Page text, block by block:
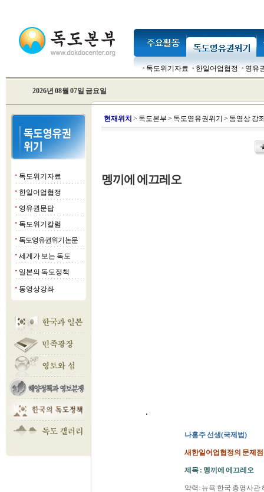
독도위기자료 한일어업협정 영유
2026년 08월 07일 금요일
■ 독도위기자료
■ 한일어업협정
■ 영유권문답
■ 독도위기칼럼
■ 독도영유권위기 논문
■ 세계가 보는 독도
■ 일본의 독도정책
■ 동영상강좌
현재위치 > 독도본부 > 독도영유권위기 > 동영상 강
멩끼에 에끄레오
나홍주 선생(국제법)
새한일어업협정의 문제
제목 : 멩끼에 에끄레오
약력: 뉴욕 한국 총영사관